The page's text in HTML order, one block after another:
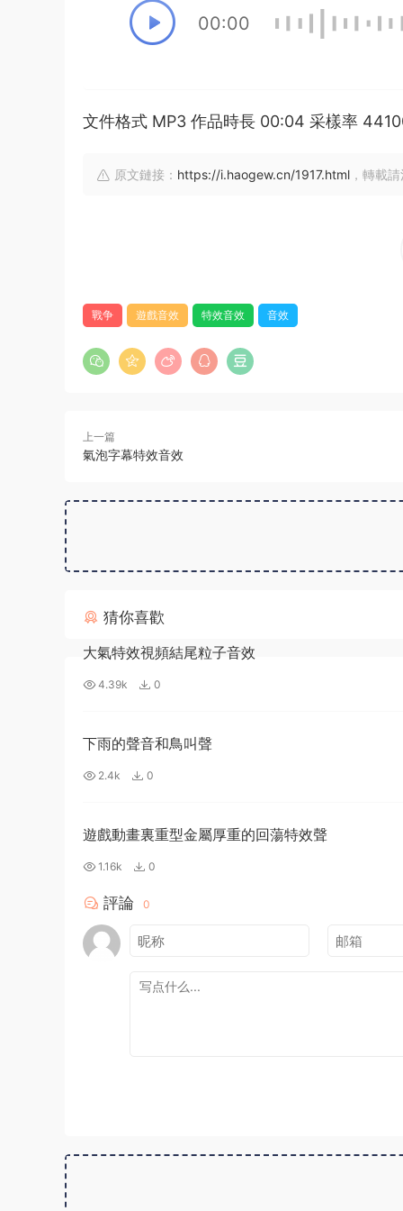
00:00
文件格式 MP3 作品時長 00:04 采樣率
原文鏈接： https://i.haogew.cn/1917.html ，轉載
戰争 遊戲音效 特效音效 音效
上一篇
氣泡字幕特效音效
猜你喜歡
大氣特效視頻結尾粒子音效
4.39k 0
下雨的聲音和鳥叫聲
2.4k 0
遊戲動畫裏重型金屬厚重的回蕩特效聲
1.16k 0
評論 0